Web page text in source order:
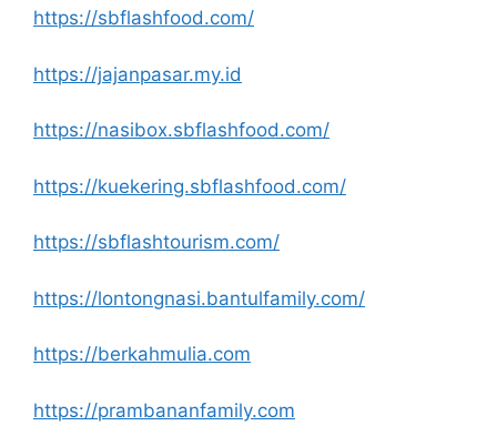
https://sbflashfood.com/
https://jajanpasar.my.id
https://nasibox.sbflashfood.com/
https://kuekering.sbflashfood.com/
https://sbflashtourism.com/
https://lontongnasi.bantulfamily.com/
https://berkahmulia.com
https://prambananfamily.com